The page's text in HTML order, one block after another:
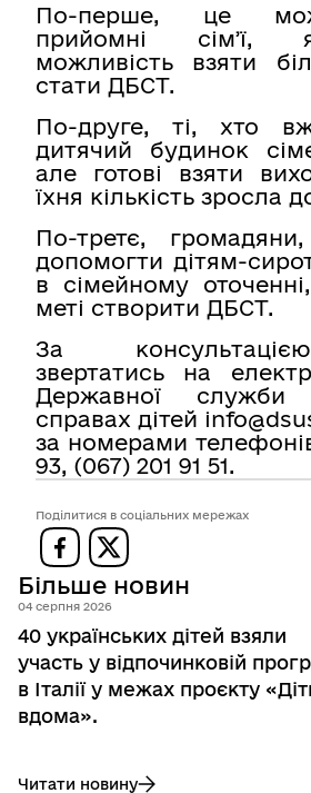
По-перше, це
прийомні сімʼї,
можливість взяти
стати ДБСТ.
По-друге, ті, хто
дитячий будинок
але готові взяти
їхня кількість зросла
По-третє,
допомогти дітям-
в сімейному
меті створити ДБСТ.
За
звертатись на
Державної
справах дітей
за номерами
93, (067) 201 91 51.
Поділитися в соціальних мережах
Більше новин
04 серпня 2026
40 українських дітей взяли
участь у відпочинковій
в Італії у межах проєкту
вдома».
Читати новину